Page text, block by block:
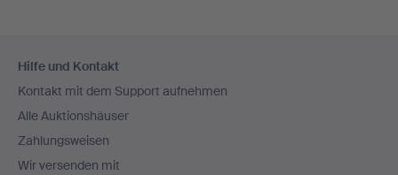
Navigation
Hilfe und Kontakt
Kontakt mit dem Support aufnehmen
Alle Auktionshäuser
Zahlungsweisen
Wir versenden mit